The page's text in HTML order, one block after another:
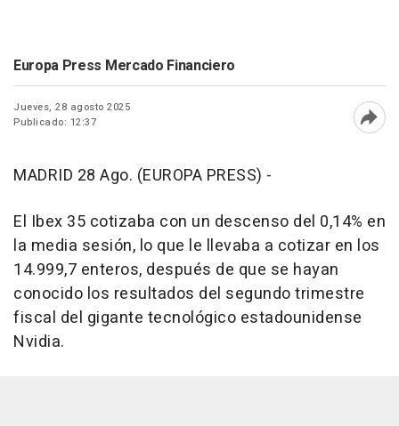
Europa Press Mercado Financiero
Jueves, 28 agosto 2025
Publicado: 12:37
MADRID 28 Ago. (EUROPA PRESS) -
El Ibex 35 cotizaba con un descenso del 0,14% en
la media sesión, lo que le llevaba a cotizar en los
14.999,7 enteros, después de que se hayan
conocido los resultados del segundo trimestre
fiscal del gigante tecnológico estadounidense
Nvidia.